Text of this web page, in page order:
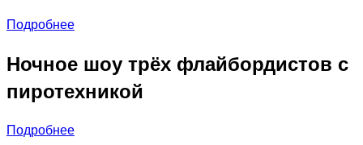
Подробнее
Ночное шоу трёх флайбордистов с
пиротехникой
Подробнее